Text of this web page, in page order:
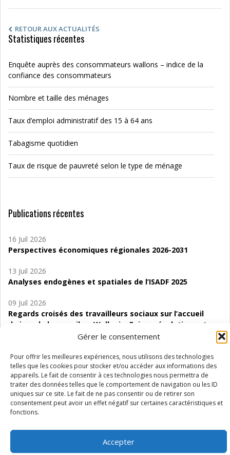
Gérer le consentement
Pour offrir les meilleures expériences, nous utilisons des technologies
telles que les cookies pour stocker et/ou accéder aux informations des
appareils. Le fait de consentir à ces technologies nous permettra de
traiter des données telles que le comportement de navigation ou les ID
uniques sur ce site. Le fait de ne pas consentir ou de retirer son
consentement peut avoir un effet négatif sur certaines caractéristiques et
fonctions.
Accepter
RETOUR AUX ACTUALITÉS
Statistiques récentes
Enquête auprès des consommateurs wallons – indice de la
confiance des consommateurs
Nombre et taille des ménages
Taux d’emploi administratif des 15 à 64 ans
Tabagisme quotidien
Taux de risque de pauvreté selon le type de ménage
Publications récentes
16 Juil 2026
Perspectives économiques régionales 2026-2031
13 Juil 2026
Analyses endogènes et spatiales de l’ISADF 2025
09 Juil 2026
Regards croisés des travailleurs sociaux sur l’accueil
de jour de bas seuil en Wallonie. Enjeux, évolutions et
06 Juil 2026
Étude d’évaluabilité des Structures
d’accompagnement à l’autocréation d’emploi (SAACE)
01 Juil 2026
Pénurie du personnel infirmier :quels indicateurs
Wallonie ?